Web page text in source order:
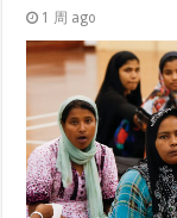
1 周 ago